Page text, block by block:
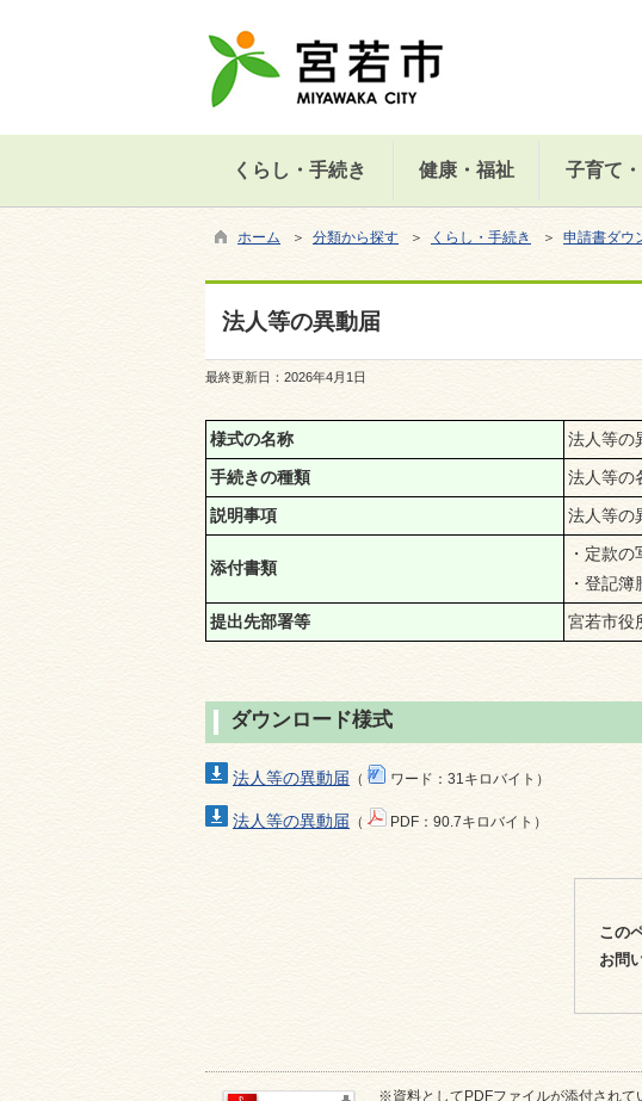
くらし・手続き 健康・福祉 子育て
ホーム ＞ 分類から探す ＞ くらし・手続き ＞ 申請書ダウ
法人等の異動届
最終更新日： 2026年4月1日
様式の名称
法人等の
手続きの種類
法人等の
説明事項
法人等の
添付書類
・定款の
・登記
提出先部署等
宮若市役
ダウンロード様式
法人等の異動届 （ ワード：31キロバイト）
法人等の異動届 （ PDF：90.7キロバイト）
この
お問
※資料としてPDFファイルが添付されて